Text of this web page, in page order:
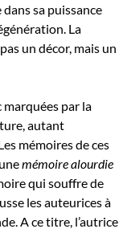
sa puissance
La
un décor, mais un
par la
autant
mémoires de ces
mémoire alourdie
qui souffre de
les auteurices à
A ce titre, l’autrice